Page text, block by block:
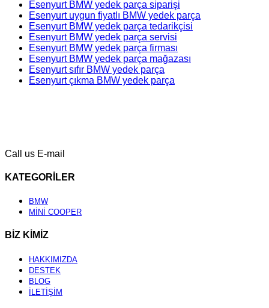
Esenyurt BMW yedek parça siparişi
Esenyurt uygun fiyatlı BMW yedek parça
Esenyurt BMW yedek parça tedarikçisi
Esenyurt BMW yedek parça servisi
Esenyurt BMW yedek parça firması
Esenyurt BMW yedek parça mağazası
Esenyurt sıfır BMW yedek parça
Esenyurt çıkma BMW yedek parça
Call us E-mail
KATEGORİLER
BMW
MİNİ COOPER
BİZ KİMİZ
HAKKIMIZDA
DESTEK
BLOG
İLETİŞİM